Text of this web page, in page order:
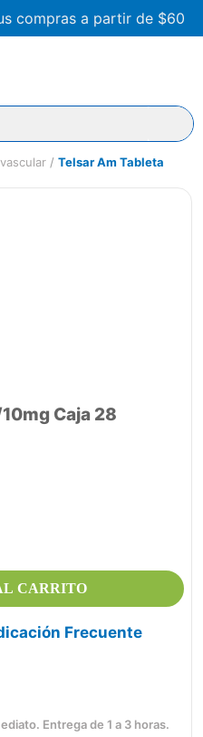
compras a partir de $60
Telsar Am Tableta
Caja 28
CARRITO
Frecuente
Entrega de 1 a 3 horas.